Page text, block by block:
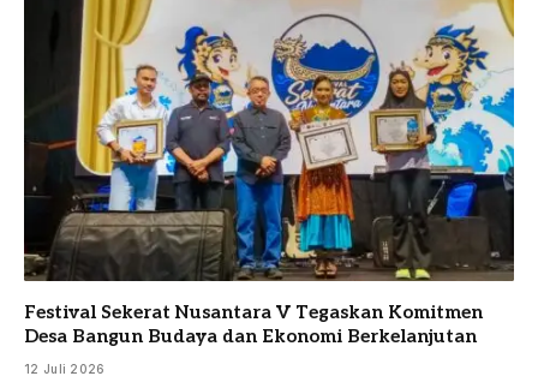
Festival Sekerat Nusantara V Tegaskan Komitmen
Desa Bangun Budaya dan Ekonomi Berkelanjutan
12 Juli 2026